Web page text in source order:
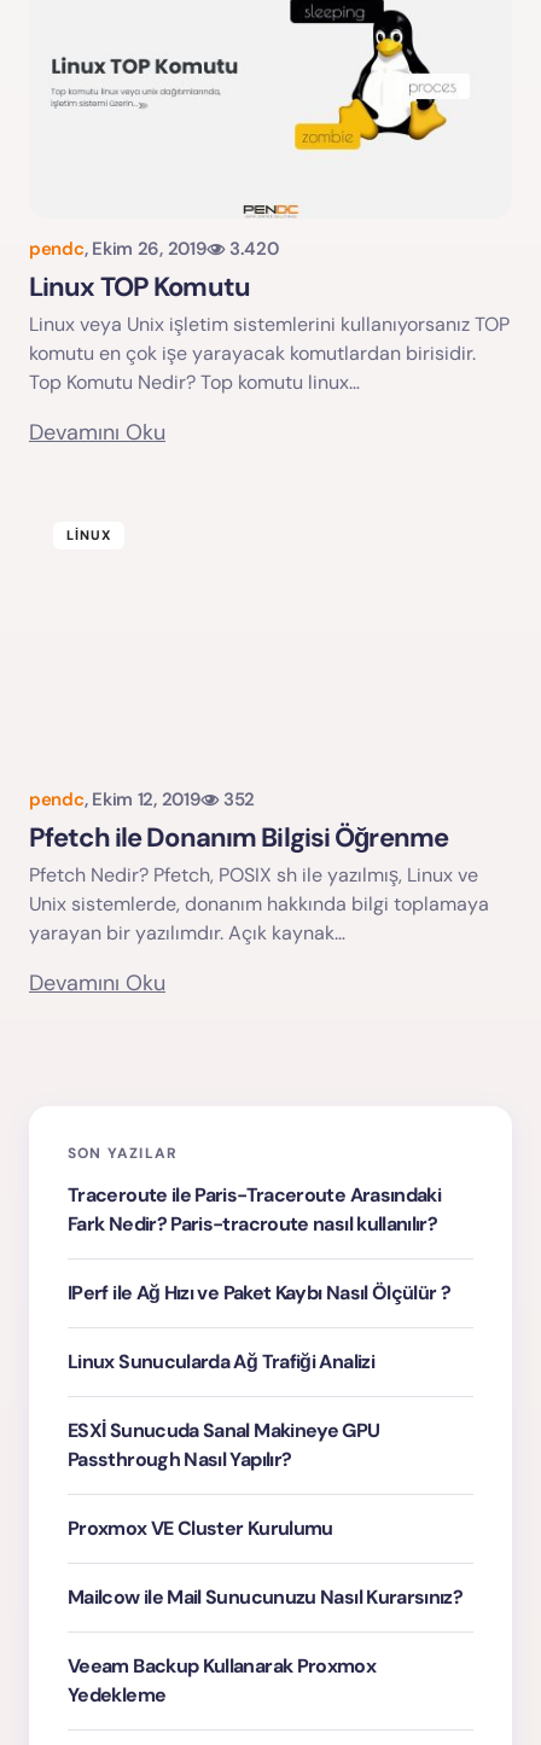
pendc, Ekim 26, 2019 3.420
Linux TOP Komutu
Linux veya Unix işletim sistemlerini kullanıyorsanız TOP
komutu en çok işe yarayacak komutlardan birisidir.
Top Komutu Nedir? Top komutu linux…
Devamını Oku
LINUX
pendc, Ekim 12, 2019 352
Pfetch ile Donanım Bilgisi Öğrenme
Pfetch Nedir? Pfetch, POSIX sh ile yazılmış, Linux ve
Unix sistemlerde, donanım hakkında bilgi toplamaya
yarayan bir yazılımdır. Açık kaynak…
Devamını Oku
SON YAZILAR
Traceroute ile Paris-Traceroute Arasındaki
Fark Nedir? Paris-tracroute nasıl kullanılır?
IPerf ile Ağ Hızı ve Paket Kaybı Nasıl Ölçülür ?
Linux Sunucularda Ağ Trafiği Analizi
ESXİ Sunucuda Sanal Makineye GPU
Passthrough Nasıl Yapılır?
Proxmox VE Cluster Kurulumu
Mailcow ile Mail Sunucunuzu Nasıl Kurarsınız?
Veeam Backup Kullanarak Proxmox
Yedekleme